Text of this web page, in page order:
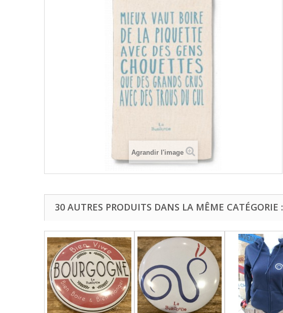
Agrandir l'image
30 AUTRES PRODUITS DANS LA MÊME CATÉGORIE :